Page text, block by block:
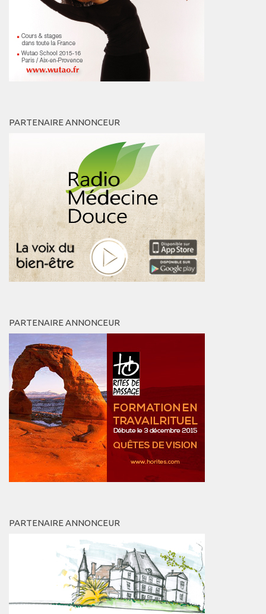
Connaissance de soi
NEWS
Save the date
PARTENAIRE ANNONCEUR
PARTENAIRE ANNONCEUR
PARTENAIRE ANNONCEUR